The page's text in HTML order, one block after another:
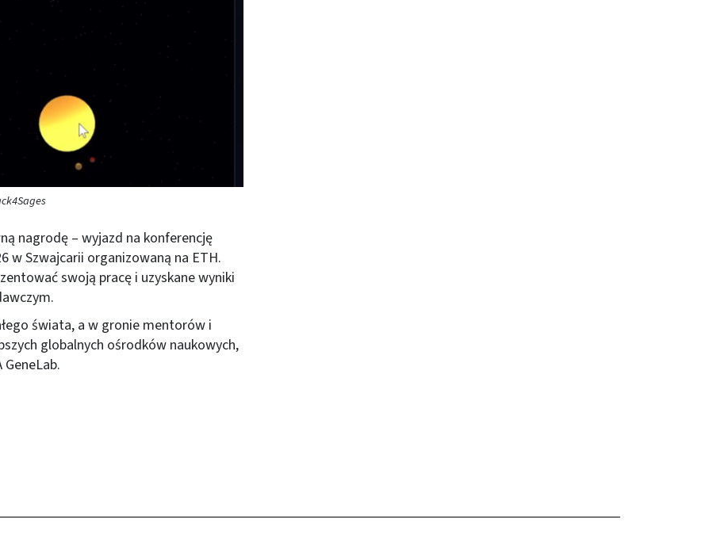
nagrodę – wyjazd na konferencję
w Szwajcarii organizowaną na ETH.
swoją pracę i uzyskane wyniki
świata, a w gronie mentorów i
globalnych ośrodków naukowych,